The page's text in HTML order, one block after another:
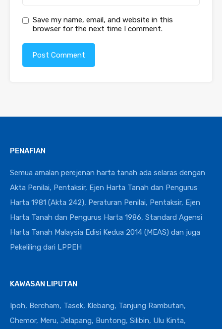
Save my name, email, and website in this
browser for the next time I comment.
PENAFIAN
Semua amalan perejenan harta tanah ada selaras dengan
Akta Penilai, Pentaksir, Ejen Harta Tanah dan Pengurus
Harta 1981 (Akta 242), Peraturan Penilai, Pentaksir, Ejen
Harta Tanah dan Pengurus Harta 1986, Standard Agensi
Harta Tanah Malaysia Edisi Kedua 2014 (MEAS) dan juga
Pekeliling dari LPPEH
KAWASAN LIPUTAN
Ipoh, Bercham, Tasek, Klebang, Tanjung Rambutan,
Chemor, Meru, Jelapang, Buntong, Silibin, Ulu Kinta,